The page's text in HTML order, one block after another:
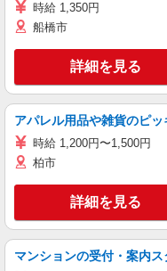
時給 1,350円
船橋市
詳細を見る
アパレル用品や雑貨のピ
時給 1,200円〜1,500円
柏市
詳細を見る
マンションの受付・案内ス